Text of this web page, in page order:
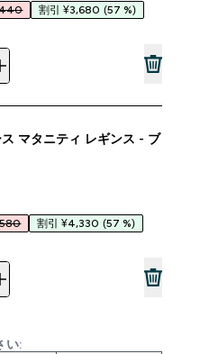
割引 ¥3,680 (57 %)
マタニティ レギンス - ブ
割引 ¥4,330 (57 %)
い: